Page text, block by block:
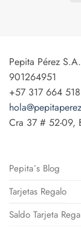
Pepita Pérez
901264951
+57 317 664
Cra 37 # 52-09,
Pepita´s Blog
Tarjetas Regalo
Saldo Tarjeta